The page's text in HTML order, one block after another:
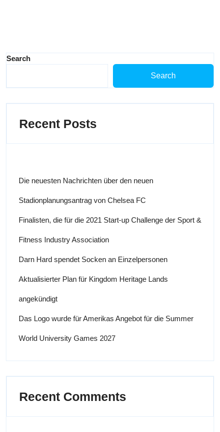
Search
Search
Recent Posts
Die neuesten Nachrichten über den neuen
Stadionplanungsantrag von Chelsea FC
Finalisten, die für die 2021 Start-up Challenge der Sport &
Fitness Industry Association
Darn Hard spendet Socken an Einzelpersonen
Aktualisierter Plan für Kingdom Heritage Lands
angekündigt
Das Logo wurde für Amerikas Angebot für die Summer
World University Games 2027
Recent Comments